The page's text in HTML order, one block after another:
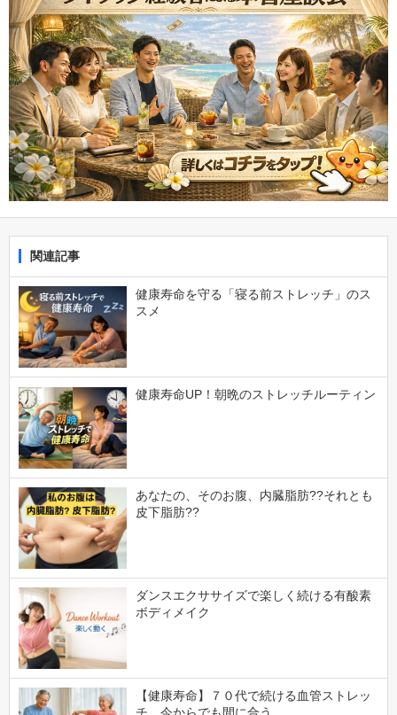
関連記事
健康寿命を守る「寝る前ストレッチ」のス
スメ
健康寿命UP！朝晩のストレッチルーティン
あなたの、そのお腹、内臓脂肪??それとも
皮下脂肪??
ダンスエクササイズで楽しく続ける有酸素
ボディメイク
【健康寿命】７０代で続ける血管ストレッ